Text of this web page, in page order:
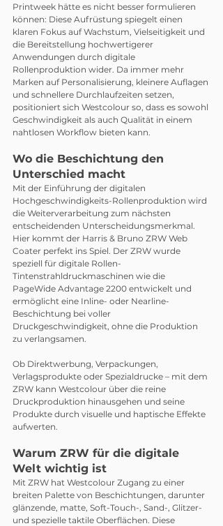
Printweek hätte es nicht besser formulieren
können: Diese Aufrüstung spiegelt einen
klaren Fokus auf Wachstum, Vielseitigkeit und
die Bereitstellung hochwertigerer
Anwendungen durch digitale
Rollenproduktion wider. Da immer mehr
Marken auf Personalisierung, kleinere Auflagen
und schnellere Durchlaufzeiten setzen,
positioniert sich Westcolour so, dass es sowohl
Geschwindigkeit als auch Qualität in einem
nahtlosen Workflow bieten kann.
Wo die Beschichtung den
Unterschied macht
Mit der Einführung der digitalen
Hochgeschwindigkeits-Rollenproduktion wird
die Weiterverarbeitung zum nächsten
entscheidenden Unterscheidungsmerkmal.
Hier kommt der Harris & Bruno ZRW Web
Coater perfekt ins Spiel. Der ZRW wurde
speziell für digitale Rollen-
Tintenstrahldruckmaschinen wie die
PageWide Advantage 2200 entwickelt und
ermöglicht eine Inline- oder Nearline-
Beschichtung bei voller
Druckgeschwindigkeit, ohne die Produktion
zu verlangsamen.
Ob Direktwerbung, Verpackungen,
Verlagsprodukte oder Spezialdrucke – mit dem
ZRW kann Westcolour über die reine
Druckproduktion hinausgehen und seine
Produkte durch visuelle und haptische Effekte
aufwerten.
Warum ZRW für die digitale
Welt wichtig ist
Mit ZRW hat Westcolour Zugang zu einer
breiten Palette von Beschichtungen, darunter
glänzende, matte, Soft-Touch-, Sand-, Glitzer-
und spezielle taktile Oberflächen. Diese